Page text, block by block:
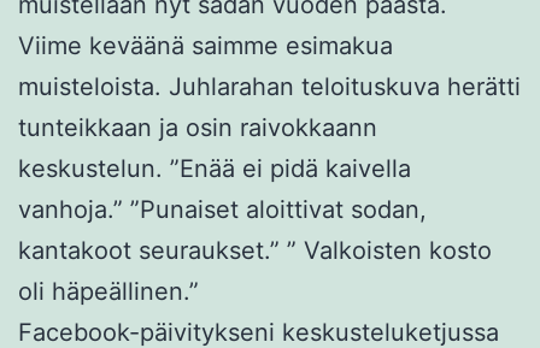
Viime keväänä saimme esimakua
muisteloista. Juhlarahan teloituskuva herätti
tunteikkaan ja osin raivokkaann
keskustelun. ”Enää ei pidä kaivella
vanhoja.” ”Punaiset aloittivat sodan,
kantakoot seuraukset.” ” Valkoisten kosto
oli häpeällinen.”
Facebook-päivitykseni keskusteluketjussa